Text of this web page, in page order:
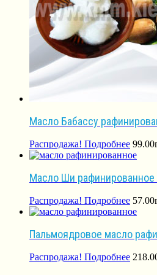
Масло Бабассу
Распродажа! Подробнее 99.00
Масло Ши рафинированное
Распродажа! Подробнее 57.00
Пальмоядровое масло
Распродажа! Подробнее